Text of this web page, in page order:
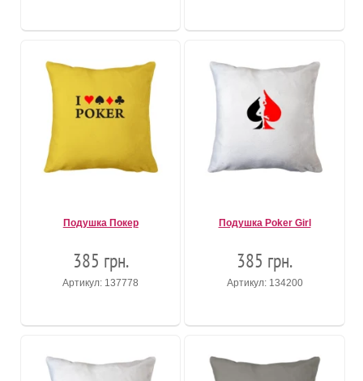
Подушка Покер
385 грн.
Артикул: 137778
Подушка Poker Girl
385 грн.
Артикул: 134200